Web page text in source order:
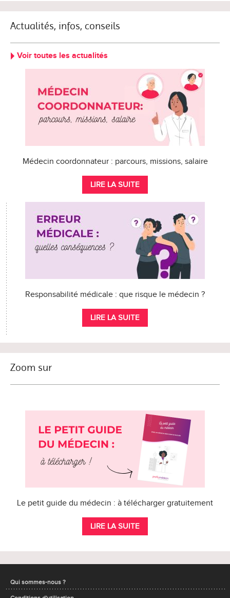
Actualités, infos, conseils
Voir toutes les actualités
Médecin coordonnateur : parcours, missions, salaire
LIRE LA SUITE
Responsabilité médicale : que risque le médecin ?
LIRE LA SUITE
Zoom sur
Le petit guide du médecin : à télécharger gratuitement
LIRE LA SUITE
Qui sommes-nous ?